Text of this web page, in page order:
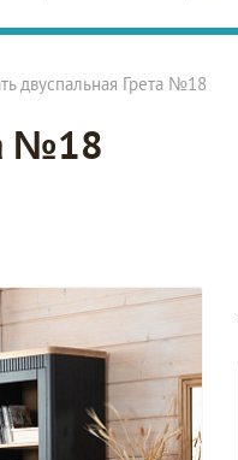
двуспальная Грета №18
№18